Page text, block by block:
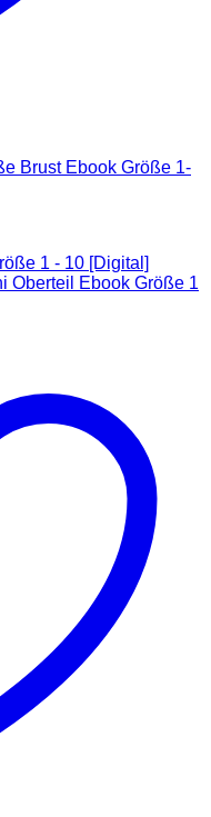
Brust Ebook Größe 1-